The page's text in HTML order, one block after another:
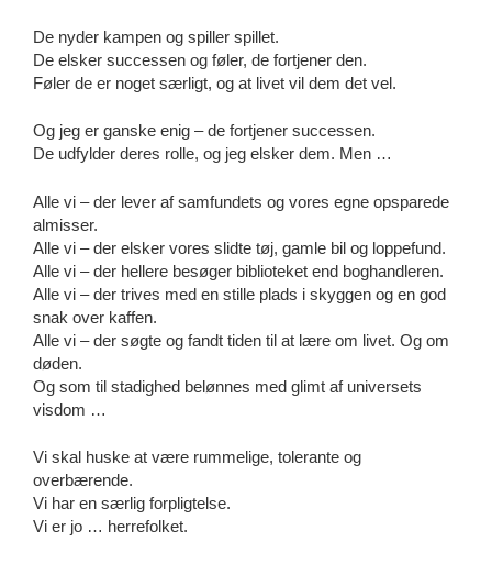
De nyder kampen og spiller spillet.
De elsker successen og føler, de fortjener den.
Føler de er noget særligt, og at livet vil dem det vel.
Og jeg er ganske enig – de fortjener successen.
De udfylder deres rolle, og jeg elsker dem. Men …
Alle vi – der lever af samfundets og vores egne opsparede
almisser.
Alle vi – der elsker vores slidte tøj, gamle bil og loppefund.
Alle vi – der hellere besøger biblioteket end boghandleren.
Alle vi – der trives med en stille plads i skyggen og en god
snak over kaffen.
Alle vi – der søgte og fandt tiden til at lære om livet. Og om
døden.
Og som til stadighed belønnes med glimt af universets
visdom …
Vi skal huske at være rummelige, tolerante og
overbærende.
Vi har en særlig forpligtelse.
Vi er jo … herrefolket.